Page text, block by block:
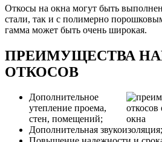
Откосы на окна могут быть
стали, так и с полимерно
гамма может быть очень широкая.
ПРЕИМУЩЕСТВА
ОТКОСОВ
Дополнительное
утепление проема,
стен, помещений;
Дополнительная звукоизоляция;